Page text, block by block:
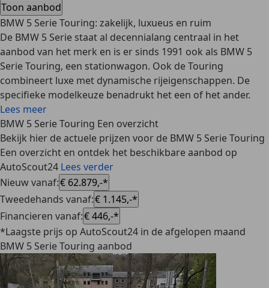
Toon aanbod
BMW 5 Serie Touring: zakelijk, luxueus en ruim
De BMW 5 Serie staat al decennialang centraal in het
aanbod van het merk en is er sinds 1991 ook als BMW 5
Serie Touring, een stationwagon. Ook de Touring
combineert luxe met dynamische rijeigenschappen. De
specifieke modelkeuze benadrukt het een of het ander.
Lees meer
BMW 5 Serie Touring Een overzicht
Bekijk hier de actuele prijzen voor de BMW 5 Serie Touring
Een overzicht en ontdek het beschikbare aanbod op
AutoScout24 Lees verder
Nieuw vanaf:€ 62.879,-*
Tweedehands vanaf:€ 1.145,-*
Financieren vanaf:€ 446,-*
*Laagste prijs op AutoScout24 in de afgelopen maand
BMW 5 Serie Touring aanbod